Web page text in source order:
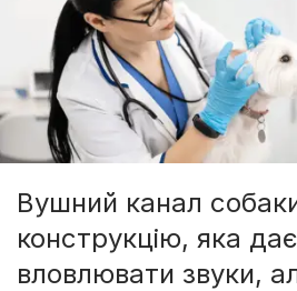
Вушний канал
конструкцію, яка
вловлювати звуки,